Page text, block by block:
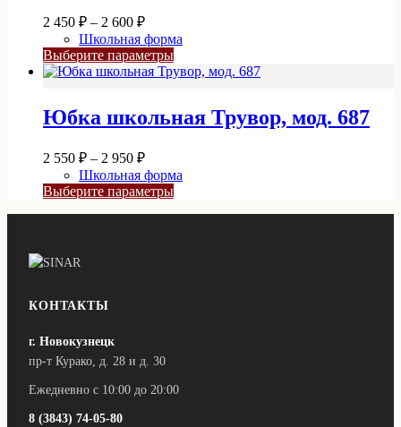
на
странице
товара.
2 450 ₽ – 2 600 ₽Диапазон
цен:
2
450 ₽
600 ₽
Школьная форма
Выберите параметрыЭтот
товар
вариаций.
на
странице
товара.
Юбка школьная Трувор, мод. 687
2 550 ₽ – 2 950 ₽Диапазон
цен:
2
Школьная форма
Выберите параметрыЭтот
КОНТАКТЫ
г. Новокузнецк
пр-т Курако, д. 28 и д. 30
Ежедневно с 10:00 до 20:00
8 (3843) 74-05-80